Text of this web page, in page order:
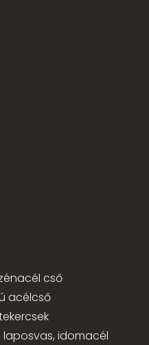
cső
acélcső
laposvas, idomacél